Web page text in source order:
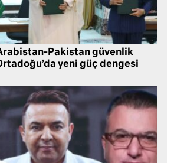
Pakistan güvenlik
yeni güç dengesi